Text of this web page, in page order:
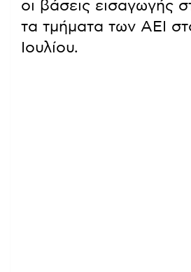
οι βάσεις εισαγωγής
τα τμήματα των ΑΕΙ
Ιουλίου.